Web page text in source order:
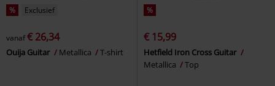
% Exclusief
vanaf€ 26,34
Ouija Guitar Metallica T-shirt
%
€ 15,99
Hetfield Iron Cross Guitar
Metallica
Top